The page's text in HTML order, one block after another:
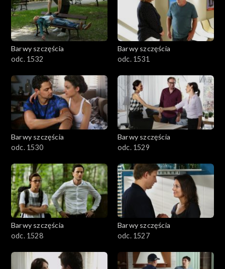
Barwy szczęścia
odc. 1532
Barwy szczęścia
odc. 1531
Barwy szczęścia
odc. 1530
Barwy szczęścia
odc. 1529
Barwy szczęścia
odc. 1528
Barwy szczęścia
odc. 1527